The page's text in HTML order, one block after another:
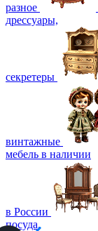
разное
дрессуары,
секретеры
винтажные
мебель в наличии
в России
посуда,